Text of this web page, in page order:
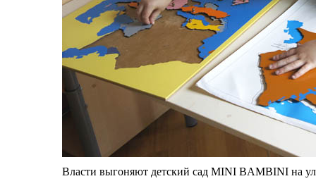
Власти выгоняют детский сад MINI BAMBINI на